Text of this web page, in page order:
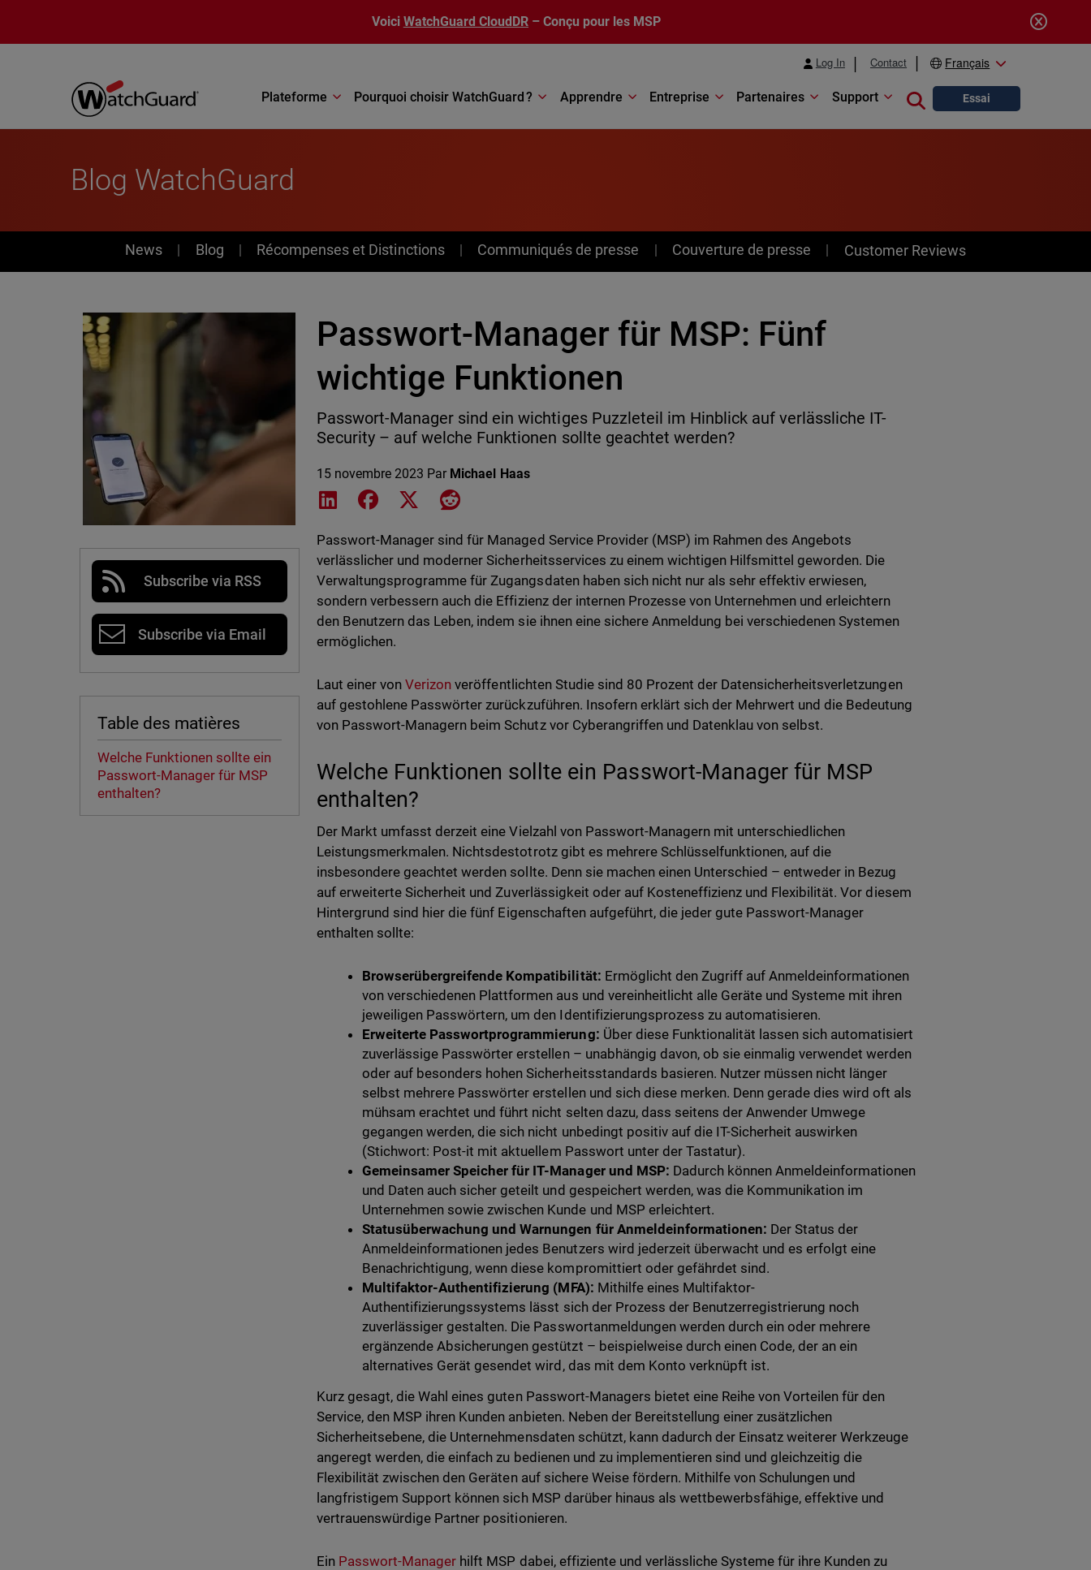
Voici WatchGuard CloudDR – Conçu pour les MSP
Log In Contact Français
Plateforme Pourquoi choisir WatchGuard ? Apprendre Entreprise Partenaires Support Close search
Essai
Blog WatchGuard
News
News Blog Récompenses et Distinctions Communiqués de presse Couverture de presse Customer Reviews
Subscribe via RSS
Subscribe via Email
Table des matières
Welche Funktionen sollte ein
Passwort-Manager für MSP
enthalten?
Passwort-Manager für MSP: Fünf
wichtige Funktionen
Passwort-Manager sind ein wichtiges Puzzleteil im Hinblick auf verlässliche IT-
Security – auf welche Funktionen sollte geachtet werden?
15 novembre 2023 Par Michael Haas
Share on LinkedIn
Share on Facebook
Share on XShare on Reddit
Passwort-Manager sind für Managed Service Provider (MSP) im Rahmen des Angebots
verlässlicher und moderner Sicherheitsservices zu einem wichtigen Hilfsmittel geworden. Die
Verwaltungsprogramme für Zugangsdaten haben sich nicht nur als sehr effektiv erwiesen,
sondern verbessern auch die Effizienz der internen Prozesse von Unternehmen und erleichtern
den Benutzern das Leben, indem sie ihnen eine sichere Anmeldung bei verschiedenen Systemen
ermöglichen.
Laut einer vonVerizon veröffentlichten Studie sind 80 Prozent der Datensicherheitsverletzungen
auf gestohlene Passwörter zurückzuführen. Insofern erklärt sich der Mehrwert und die Bedeutung
von Passwort-Managern beim Schutz vor Cyberangriffen und Datenklau von selbst.
Welche Funktionen sollte ein Passwort-Manager für MSP
enthalten?
Der Markt umfasst derzeit eine Vielzahl von Passwort-Managern mit unterschiedlichen
Leistungsmerkmalen. Nichtsdestotrotz gibt es mehrere Schlüsselfunktionen, auf die
insbesondere geachtet werden sollte. Denn sie machen einen Unterschied – entweder in Bezug
auf erweiterte Sicherheit und Zuverlässigkeit oder auf Kosteneffizienz und Flexibilität. Vor diesem
Hintergrund sind hier die fünf Eigenschaften aufgeführt, die jeder gute Passwort-Manager
enthalten sollte:
Browserübergreifende Kompatibilität: Ermöglicht den Zugriff auf Anmeldeinformationen
von verschiedenen Plattformen aus und vereinheitlicht alle Geräte und Systeme mit ihren
jeweiligen Passwörtern, um den Identifizierungsprozess zu automatisieren.
Erweiterte Passwortprogrammierung: Über diese Funktionalität lassen sich automatisiert
zuverlässige Passwörter erstellen – unabhängig davon, ob sie einmalig verwendet werden
oder auf besonders hohen Sicherheitsstandards basieren. Nutzer müssen nicht länger
selbst mehrere Passwörter erstellen und sich diese merken. Denn gerade dies wird oft als
mühsam erachtet und führt nicht selten dazu, dass seitens der Anwender Umwege
gegangen werden, die sich nicht unbedingt positiv auf die IT-Sicherheit auswirken
(Stichwort: Post-it mit aktuellem Passwort unter der Tastatur).
Gemeinsamer Speicher für IT-Manager und MSP: Dadurch können Anmeldeinformationen
und Daten auch sicher geteilt und gespeichert werden, was die Kommunikation im
Unternehmen sowie zwischen Kunde und MSP erleichtert.
Statusüberwachung und Warnungen für Anmeldeinformationen: Der Status der
Anmeldeinformationen jedes Benutzers wird jederzeit überwacht und es erfolgt eine
Benachrichtigung, wenn diese kompromittiert oder gefährdet sind.
Multifaktor-Authentifizierung (MFA): Mithilfe eines Multifaktor-
Authentifizierungssystems lässt sich der Prozess der Benutzerregistrierung noch
zuverlässiger gestalten. Die Passwortanmeldungen werden durch ein oder mehrere
ergänzende Absicherungen gestützt – beispielweise durch einen Code, der an ein
alternatives Gerät gesendet wird, das mit dem Konto verknüpft ist.
Kurz gesagt, die Wahl eines guten Passwort-Managers bietet eine Reihe von Vorteilen für den
Service, den MSP ihren Kunden anbieten. Neben der Bereitstellung einer zusätzlichen
Sicherheitsebene, die Unternehmensdaten schützt, kann dadurch der Einsatz weiterer Werkzeuge
angeregt werden, die einfach zu bedienen und zu implementieren sind und gleichzeitig die
Flexibilität zwischen den Geräten auf sichere Weise fördern. Mithilfe von Schulungen und
langfristigem Support können sich MSP darüber hinaus als wettbewerbsfähige, effektive und
vertrauenswürdige Partner positionieren.
Ein Passwort-Manager hilft MSP dabei, effiziente und verlässliche Systeme für ihre Kunden zu